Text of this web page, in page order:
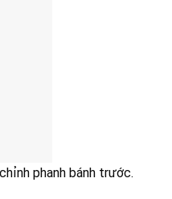
phanh bánh trước.